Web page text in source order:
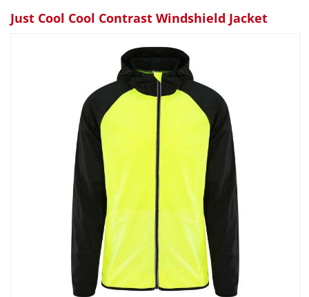
Just Cool Cool Contrast Windshield Jacket